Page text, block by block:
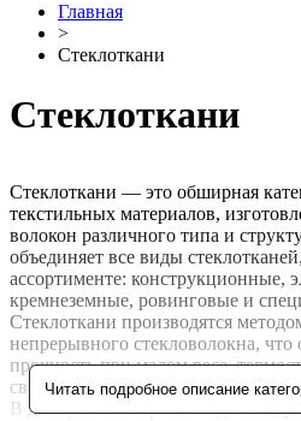
Главная
>
Стеклоткани
Стеклоткани
Стеклоткани — это обширная
текстильных материалов,
волокон различного типа и
объединяет все виды
ассортименте: конструкционные,
кремнеземные, ровинговые и
Стеклоткани производятся
непрерывного стекловолокна,
прочность при малом весе,
свойства и устойчивость к
В данную категорию входят
Читать подробное описание